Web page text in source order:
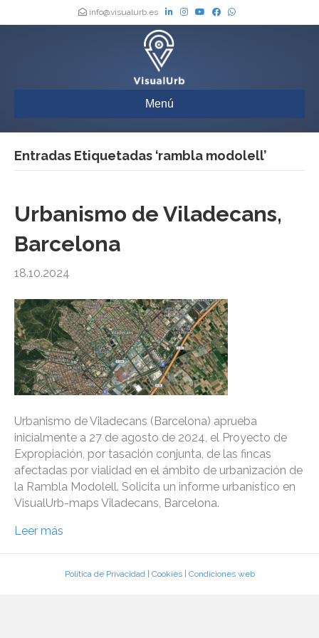
info@visualurb.es
Menú
Entradas Etiquetadas ‘rambla modolell’
Urbanismo de Viladecans,
Barcelona
18.10.2024
Urbanismo de Viladecans (Barcelona) aprueba
inicialmente a 27 de agosto de 2024, el Proyecto de
Expropiación, por tasación conjunta, de las fincas
afectadas por vialidad en el ámbito de urbanización de
la Rambla Modolell. Solicita un informe urbanístico en
VisualUrb-maps Viladecans, Barcelona.
Leer más
Política de Privacidad| Cookies| Condiciones web